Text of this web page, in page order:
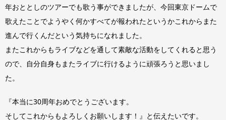
年おととしのツアーでも歌う事ができましたが、今回東京ドームで
歌えたことでようやく何かすべてが報われたというかこれからまた
進んで行くんだという気持ちになれました。
またこれからもライブなどを通して素敵な活動をしてくれると思う
ので、自分自身もまたライブに行けるように頑張ろうと思いまし
た。
『本当に30周年おめでとうございます。
そしてこれからもよろしくお願いします！』と伝えたいです。